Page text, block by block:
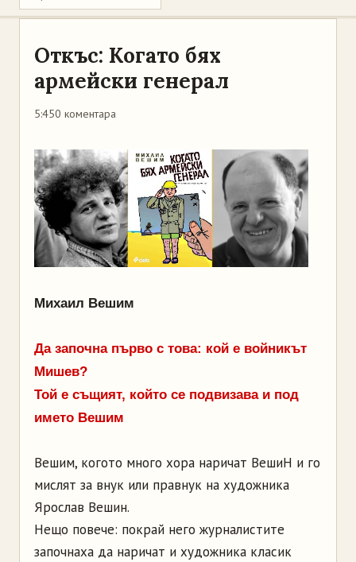
Откъс: Когато бях
армейски генерал
5:450 коментара
Михаил Вешим
Да започна първо с това: кой е войникът
Мишев?
Той е същият, който се подвизава и под
името Вешим
Вешим, когото много хора наричат ВешиН и го
мислят за внук или правнук на художника
Ярослав Вешин.
Нещо повече: покрай него журналистите
започнаха да наричат и художника класик